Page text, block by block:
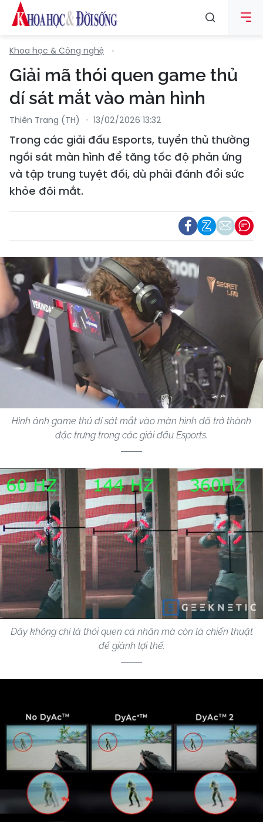
Khoa học & Công nghệ
Giải mã thói quen game thủ
dí sát mắt vào màn hình
Thiên Trang (TH) 13/02/2026 13:32
Trong các giải đấu Esports, tuyển thủ thường
ngồi sát màn hình để tăng tốc độ phản ứng
và tập trung tuyệt đối, dù phải đánh đổi sức
khỏe đôi mắt.
Hình ảnh game thủ dí sát mắt vào màn hình đã trở thành
đặc trưng trong các giải đấu Esports.
Đây không chỉ là thói quen cá nhân mà còn là chiến thuật
để giành lợi thế.